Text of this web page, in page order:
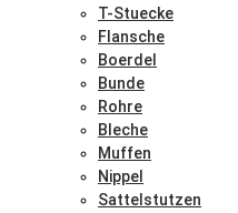
T-Stuecke
Flansche
Boerdel
Bunde
Rohre
Bleche
Muffen
Nippel
Sattelstutzen